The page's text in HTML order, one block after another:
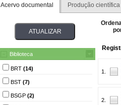
Acervo documental Produção científica
Biblioteca
BRT (14)
BST (7)
BSGP (2)
1.
2.